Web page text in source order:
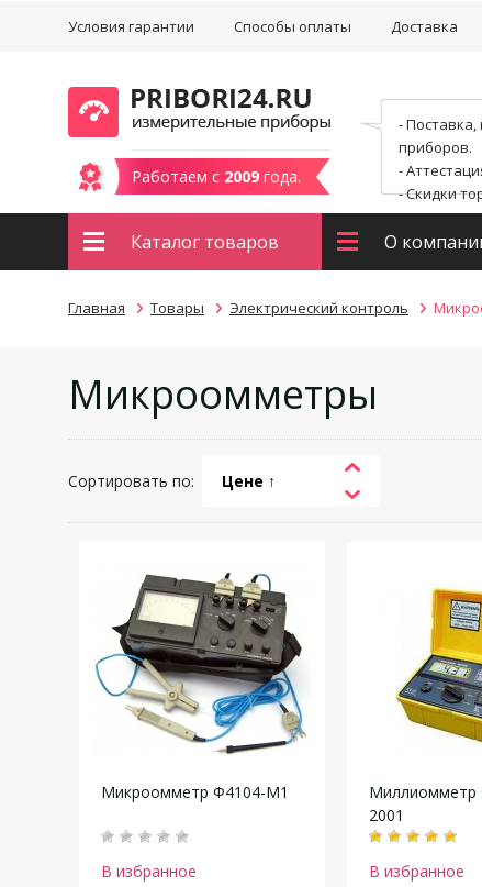
Условия гарантии Способы оплаты Доставка
Работаем с 2009 года.
-
приборов.
-
- Скидки
Каталог товаров О
Главная Товары Электрический контроль
Микроомметры
Сортировать по: Цене ↑
Микроомметр Ф4104-М1
В избранное
Миллиомметр
2001
В избранное